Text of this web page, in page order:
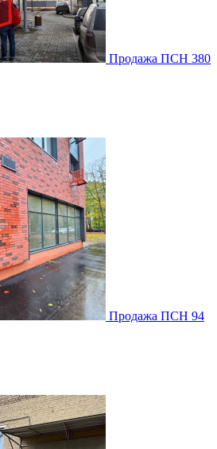
Продажа ПСН 380
Продажа ПСН 94